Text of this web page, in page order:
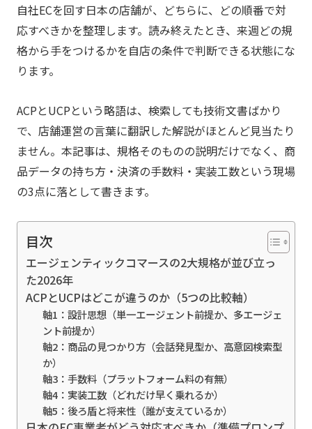
自社ECを回す日本の店舗が、どちらに、どの順番で対
応すべきかを整理します。読み終えたとき、来週どの規
格から手をつけるかを自店の条件で判断できる状態にな
ります。
ACPとUCPという略語は、検索しても技術文書ばかり
で、店舗運営の言葉に翻訳した解説がほとんど見当たり
ません。本記事は、規格そのものの説明だけでなく、商
品データの持ち方・決済の手数料・実装工数という現場
の3点に落として書きます。
目次
エージェンティックコマースの2大規格が並び立っ
た2026年
ACPとUCPはどこが違うのか（5つの比較軸）
軸1：設計思想（単一エージェント前提か、多エージェ
ント前提か）
軸2：商品の見つかり方（会話発見型か、高意図検索型
か）
軸3：手数料（プラットフォーム料の有無）
軸4：実装工数（どれだけ早く乗れるか）
軸5：後ろ盾と将来性（誰が支えているか）